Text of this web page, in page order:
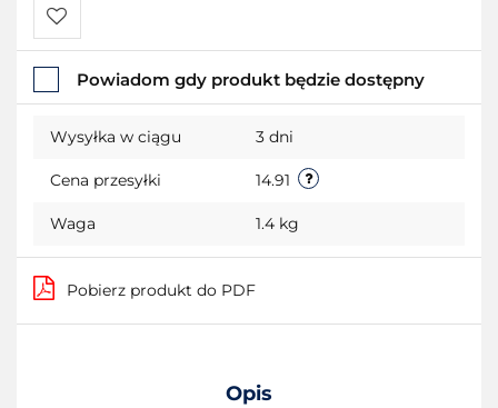
Do
przechowalni
Powiadom gdy produkt będzie dostępny
Wysyłka w ciągu 3 dni
Cena przesyłki 14.91
Waga 1.4 kg
Pobierz produkt do PDF
Opis